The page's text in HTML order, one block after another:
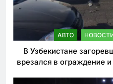
АВТО
В Узбекистане
врезался в ограждение